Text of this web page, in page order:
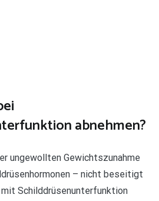
abnehmen?
ungewollten Gewichtszunahme
– nicht beseitigt
Schilddrüsenunterfunktion